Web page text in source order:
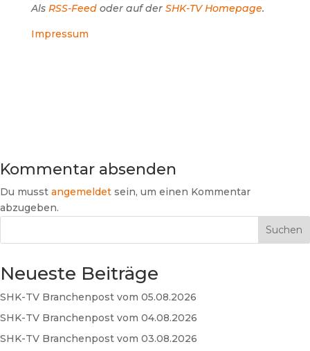
Als RSS-Feedoder auf der SHK-TV Homepage.
Impressum
Kommentar absenden
Du musst angemeldet sein, um einen Kommentar
abzugeben.
Suchen
Neueste Beiträge
SHK-TV Branchenpost vom 05.08.2026
SHK-TV Branchenpost vom 04.08.2026
SHK-TV Branchenpost vom 03.08.2026